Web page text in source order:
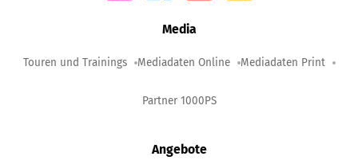
Media
Touren und Trainings Mediadaten Online Mediadaten Print
Partner 1000PS
Angebote